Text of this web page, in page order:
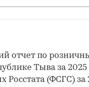
отчет по
Тыва за 2025
Росстата (ФСГС) за